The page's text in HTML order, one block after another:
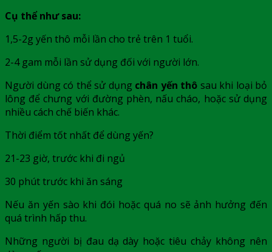
Cụ thể như sau:
1,5-2g yến thô mỗi lần cho trẻ trên 1 tuổi.
2-4 gam mỗi lần sử dụng đối với người lớn.
Người dùng có thể sử dụng chân yến thô sau khi loại bỏ
lông để chưng với đường phèn, nấu cháo, hoặc sử dụng
nhiều cách chế biến khác.
Thời điểm tốt nhất để dùng yến?
21-23 giờ, trước khi đi ngủ
30 phút trước khi ăn sáng
Nếu ăn yến sào khi đói hoặc quá no sẽ ảnh hưởng đến
quá trình hấp thu.
Những người bị đau dạ dày hoặc tiêu chảy không nên